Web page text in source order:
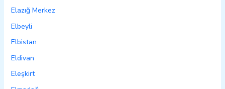
Elazığ Merkez
Elbeyli
Elbistan
Eldivan
Eleşkirt